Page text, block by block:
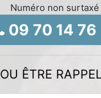
Numéro non surtaxé
09 70 14 76
OU ÊTRE